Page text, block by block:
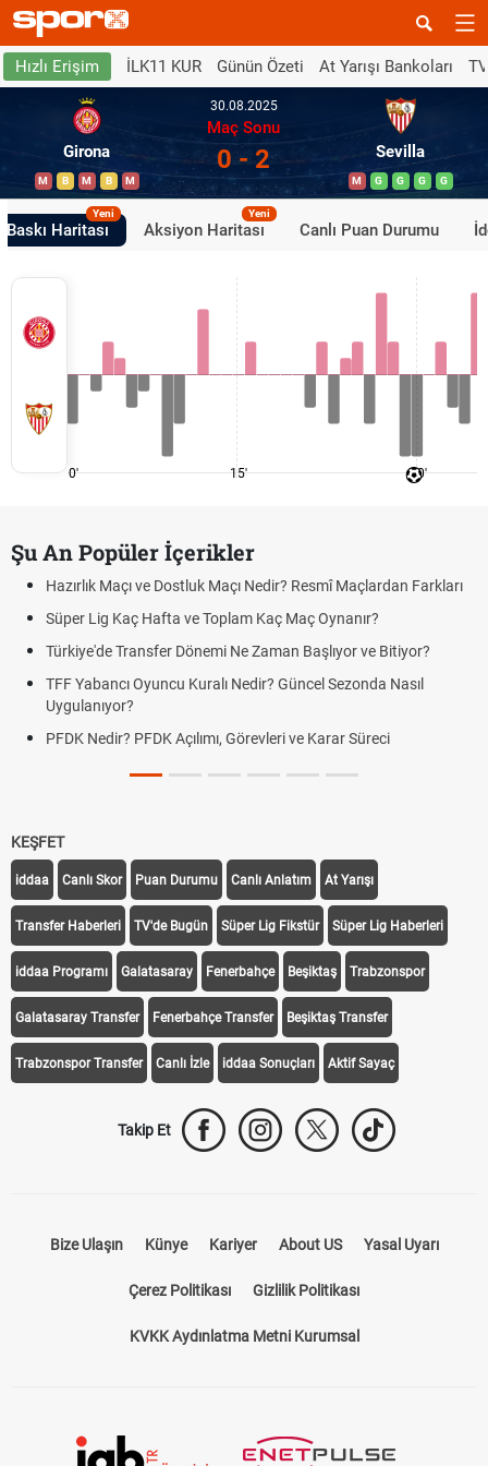
Hızlı Erişim İLK11 KUR Günün Özeti At Yarışı Bankoları
Girona
M B M B M
30.08.2025
Maç Sonu
0 - 2 Sevilla
M G G G G
Baskı Haritası
Yeni
Aksiyon Haritası
Yeni
Canlı Puan Durumu
0' 15' 30'
Şu An Popüler İçerikler
Hazırlık Maçı ve Dostluk Maçı Nedir? Resmî Maçlardan Farkları
Süper Lig Kaç Hafta ve Toplam Kaç Maç Oynanır?
Türkiye'de Transfer Dönemi Ne Zaman Başlıyor ve Bitiyor?
TFF Yabancı Oyuncu Kuralı Nedir? Güncel Sezonda Nasıl
Uygulanıyor?
PFDK Nedir? PFDK Açılımı, Görevleri ve Karar Süreci
KEŞFET
iddaa Canlı Skor Puan Durumu Canlı Anlatım At Yarışı
Transfer Haberleri TV'de Bugün Süper Lig Fikstür Süper Lig Haberleri
iddaa Programı Galatasaray Fenerbahçe Beşiktaş Trabzonspor
Galatasaray Transfer Fenerbahçe Transfer Beşiktaş Transfer
Trabzonspor Transfer Canlı İzle iddaa Sonuçları Aktif Sayaç
Takip Et
Bize Ulaşın Künye Kariyer About US Yasal Uyarı
Çerez Politikası Gizlilik Politikası
KVKK Aydınlatma Metni Kurumsal